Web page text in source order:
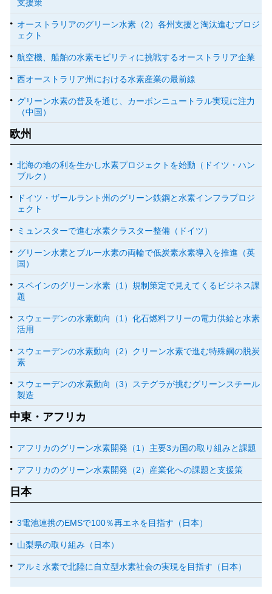
支援策
オーストラリアのグリーン水素（2）各州支援と淘汰進むプロジ
ェクト
航空機、船舶の水素モビリティに挑戦するオーストラリア企業
西オーストラリア州における水素産業の最前線
グリーン水素の普及を通じ、カーボンニュートラル実現に注力
（中国）
欧州
北海の地の利を生かし水素プロジェクトを始動（ドイツ・ハン
ブルク）
ドイツ・ザールラント州のグリーン鉄鋼と水素インフラプロジ
ェクト
ミュンスターで進む水素クラスター整備（ドイツ）
グリーン水素とブルー水素の両輪で低炭素水素導入を推進（英
国）
スペインのグリーン水素（1）規制策定で見えてくるビジネス課
題
スウェーデンの水素動向（1）化石燃料フリーの電力供給と水素
活用
スウェーデンの水素動向（2）クリーン水素で進む特殊鋼の脱炭
素
スウェーデンの水素動向（3）ステグラが挑むグリーンスチール
製造
中東・アフリカ
アフリカのグリーン水素開発（1）主要3カ国の取り組みと課題
アフリカのグリーン水素開発（2）産業化への課題と支援策
日本
3電池連携のEMSで100％再エネを目指す（日本）
山梨県の取り組み（日本）
アルミ水素で北陸に自立型水素社会の実現を目指す（日本）